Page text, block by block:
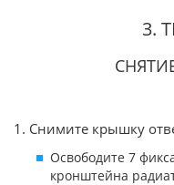
3.
1. Снимите крышку
Освободите 7
кронштейна